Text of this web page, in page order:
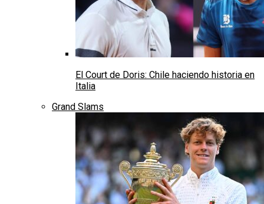
El Court de Doris: Chile haciendo historia en
Italia
Grand Slams